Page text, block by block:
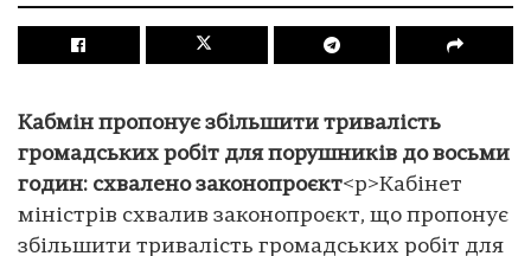
Кабмін пропонує збільшити тривалість
громадських робіт для порушників до восьми
годин: схвалено законопроєкт<p>Кабінет
міністрів схвалив законопроєкт, що пропонує
збільшити тривалість громадських робіт для